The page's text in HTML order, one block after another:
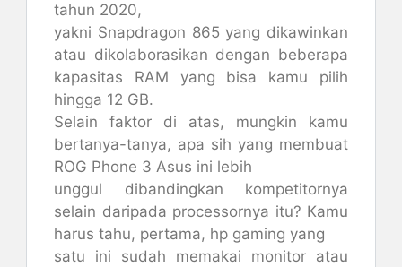
tahun 2020,
yakni Snapdragon 865 yang dikawinkan
atau dikolaborasikan dengan beberapa
kapasitas RAM yang bisa kamu pilih
hingga 12 GB.
Selain faktor di atas, mungkin kamu
bertanya-tanya, apa sih yang membuat
ROG Phone 3 Asus ini lebih
unggul dibandingkan kompetitornya
selain daripada processornya itu? Kamu
harus tahu, pertama, hp gaming yang
satu ini sudah memakai monitor atau